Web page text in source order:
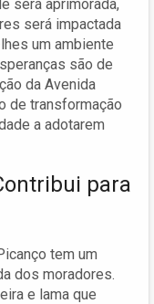
será aprimorada,
será impactada
um ambiente
são de
da Avenida
de transformação
a adotarem
para
tem um
dos moradores.
e lama que